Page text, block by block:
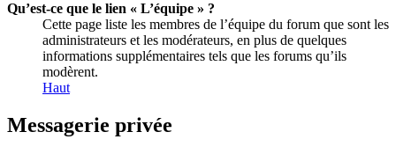
Qu’est-ce que le lien « L’équipe » ?
Cette page liste les membres de l’équipe du forum que sont les
administrateurs et les modérateurs, en plus de quelques
informations supplémentaires tels que les forums qu’ils
modèrent.
Haut
Messagerie privée